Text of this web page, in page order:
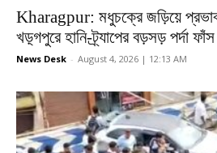
Kharagpur: মধুচক্রে জড়িয়ে
খড়্গপুরে হানি-ট্র্যাপের বড়সড় পর্দা
News Desk - August 4, 2026 | 12:13 AM